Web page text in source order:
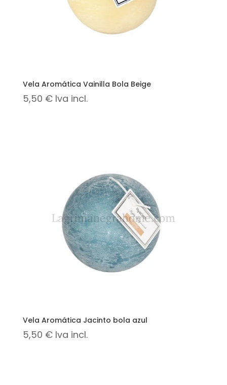
Vela Aromática Vainilla Bola Beige
5,50 € Iva incl.
Vela Aromática Jacinto bola azul
5,50 € Iva incl.